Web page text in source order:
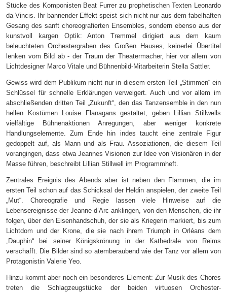
Stücke des Komponisten Beat Furrer zu prophetischen Texten Leonardo
da Vincis. Ihr bannender Effekt speist sich nicht nur aus dem fabelhaften
Gesang des sanft choreografierten Ensembles, sondern ebenso aus der
kunstvoll kargen Optik: Anton Tremmel dirigiert aus dem kaum
beleuchteten Orchestergraben des Großen Hauses, keinerlei Übertitel
lenken vom Bild ab - der Traum der Theatermacher, hier vor allem von
Lichtdesigner Marco Vitale und Bühnenbild-Mitarbeiterin Stella Sattler.
Gewiss wird dem Publikum nicht nur in diesem ersten Teil „Stimmen“ ein
Schlüssel für schnelle Erklärungen verweigert. Auch und vor allem im
abschließenden dritten Teil „Zukunft“, den das Tanzensemble in den nun
hellen Kostümen Louise Flanagans gestaltet, geben Lillian Stillwells
vielfältige Bühnenaktionen Anregungen, aber weniger konkrete
Handlungselemente. Zum Ende hin indes taucht eine zentrale Figur
gedoppelt auf, als Mann und als Frau. Assoziationen, die diesem Teil
vorangingen, dass etwa Jeannes Visionen zur Idee von Visionären in der
Masse führen, beschreibt Lillian Stillwell im Programmheft.
Zentrales Ereignis des Abends aber ist neben den Flammen, die im
ersten Teil schon auf das Schicksal der Heldin anspielen, der zweite Teil
„Mut“. Choreografie und Regie lassen viele Hinweise auf die
Lebensereignisse der Jeanne d’Arc anklingen, von den Menschen, die ihr
folgen, über den Eisenhandschuh, der sie als Kriegerin markiert, bis zum
Lichtdom und der Krone, die sie nach ihrem Triumph in Orléans dem
„Dauphin“ bei seiner Königskrönung in der Kathedrale von Reims
verschafft. Die Bilder sind so atemberaubend wie der Tanz vor allem von
Protagonistin Valerie Yeo.
Hinzu kommt aber noch ein besonderes Element: Zur Musik des Chores
treten die Schlagzeugstücke der beiden virtuosen Orchester-